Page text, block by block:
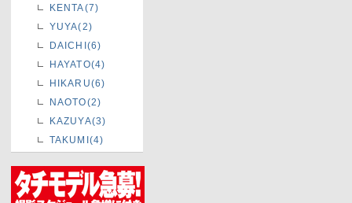
KENTA(7)
YUYA(2)
DAICHI(6)
HAYATO(4)
HIKARU(6)
NAOTO(2)
KAZUYA(3)
TAKUMI(4)